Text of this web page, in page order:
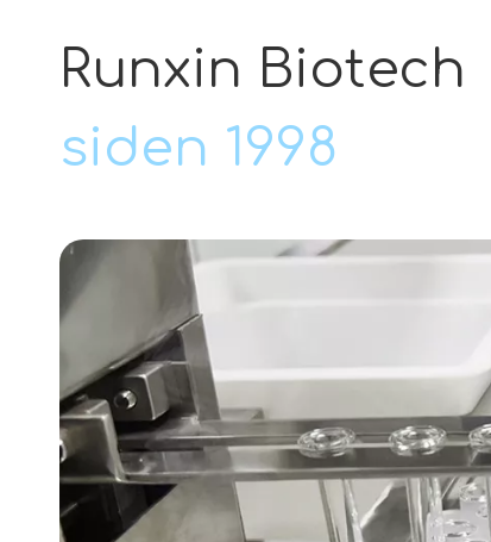
Runxin Biotech
siden 1998